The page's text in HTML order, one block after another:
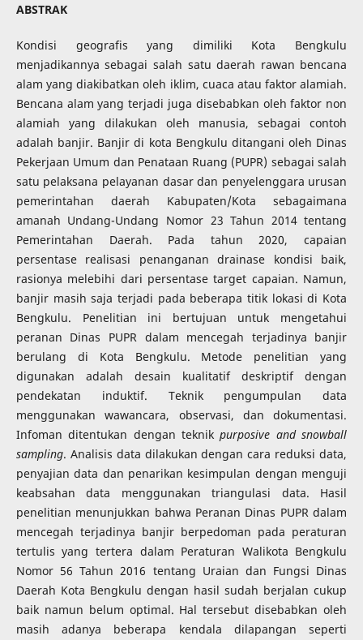
ABSTRAK
Kondisi geografis yang dimiliki Kota Bengkulu
menjadikannya sebagai salah satu daerah rawan bencana
alam yang diakibatkan oleh iklim, cuaca atau faktor alamiah.
Bencana alam yang terjadi juga disebabkan oleh faktor non
alamiah yang dilakukan oleh manusia, sebagai contoh
adalah banjir. Banjir di kota Bengkulu ditangani oleh Dinas
Pekerjaan Umum dan Penataan Ruang (PUPR) sebagai salah
satu pelaksana pelayanan dasar dan penyelenggara urusan
pemerintahan daerah Kabupaten/Kota sebagaimana
amanah Undang-Undang Nomor 23 Tahun 2014 tentang
Pemerintahan Daerah. Pada tahun 2020, capaian
persentase realisasi penanganan drainase kondisi baik,
rasionya melebihi dari persentase target capaian. Namun,
banjir masih saja terjadi pada beberapa titik lokasi di Kota
Bengkulu. Penelitian ini bertujuan untuk mengetahui
peranan Dinas PUPR dalam mencegah terjadinya banjir
berulang di Kota Bengkulu. Metode penelitian yang
digunakan adalah desain kualitatif deskriptif dengan
pendekatan induktif. Teknik pengumpulan data
menggunakan wawancara, observasi, dan dokumentasi.
Infoman ditentukan dengan teknikpurposive and snowball
sampling. Analisis data dilakukan dengan cara reduksi data,
penyajian data dan penarikan kesimpulan dengan menguji
keabsahan data menggunakan triangulasi data. Hasil
penelitian menunjukkan bahwa Peranan Dinas PUPR dalam
mencegah terjadinya banjir berpedoman pada peraturan
tertulis yang tertera dalam Peraturan Walikota Bengkulu
Nomor 56 Tahun 2016 tentang Uraian dan Fungsi Dinas
Daerah Kota Bengkulu dengan hasil sudah berjalan cukup
baik namun belum optimal. Hal tersebut disebabkan oleh
masih adanya beberapa kendala dilapangan seperti